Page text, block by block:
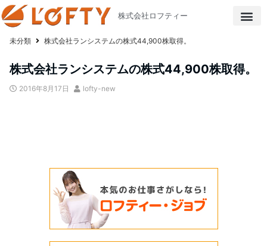
株式会社ロフティー
未分類 株式会社ランシステムの株式44,900株取得。
株式会社ランシステムの株式44,900株取得。
2016年8月17日 lofty-new